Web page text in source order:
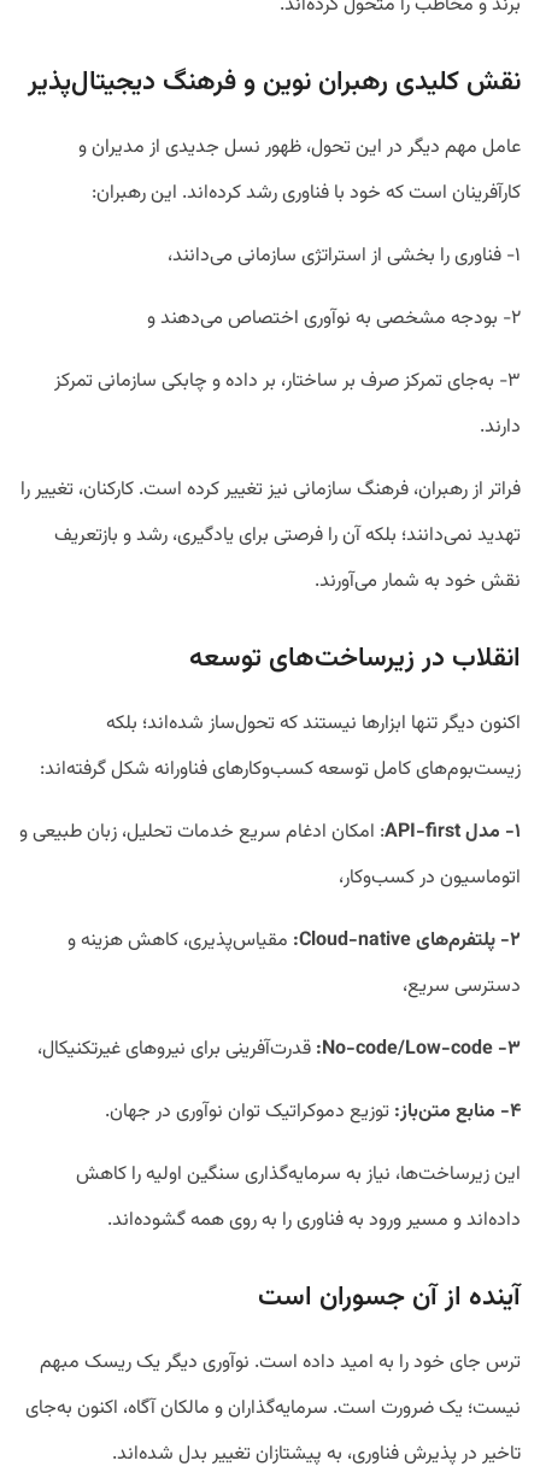
نقش کلیدی رهبران نوین و فرهنگ دیجیتال‌پذیر
عامل مهم دیگر در این تحول، ظهور نسل جدیدی از مدیران و
کارآفرینان است که خود با فناوری رشد کرده‌اند. این رهبران:
۱- فناوری را بخشی از استراتژی سازمانی می‌دانند،
۲- بودجه مشخصی به نوآوری اختصاص می‌دهند و
۳- به‌جای تمرکز صرف بر ساختار، بر داده و چابکی سازمانی تمرکز
دارند.
فراتر از رهبران، فرهنگ سازمانی نیز تغییر کرده است. کارکنان، تغییر را
تهدید نمی‌دانند؛ بلکه آن را فرصتی برای یادگیری، رشد و بازتعریف
نقش خود به شمار می‌آورند.
انقلاب در زیرساخت‌های توسعه
اکنون دیگر تنها ابزارها نیستند که تحول‌ساز شده‌اند؛ بلکه
زیست‌بوم‌های کامل توسعه کسب‌وکارهای فناورانه شکل گرفته‌اند:
۱- مدل API-first
: امکان ادغام سریع خدمات تحلیل، زبان طبیعی و
اتوماسیون در کسب‌وکار،
۲- پلتفرم‌های Cloud-native:
مقیاس‌پذیری، کاهش هزینه و
دسترسی سریع،
۳- No-code/Low-code: قدرت‌آفرینی برای نیروهای غیرتکنیکال،
۴- منابع متن‌باز: توزیع دموکراتیک توان نوآوری در جهان.
این زیرساخت‌ها، نیاز به سرمایه‌گذاری سنگین اولیه را کاهش
داده‌اند و مسیر ورود به فناوری را به روی همه گشوده‌اند.
آینده از آن جسوران است
ترس جای خود را به امید داده است. نوآوری دیگر یک ریسک مبهم
نیست؛ یک ضرورت است. سرمایه‌گذاران و مالکان آگاه، اکنون به‌جای
تاخیر در پذیرش فناوری، به پیشتازان تغییر بدل شده‌اند.